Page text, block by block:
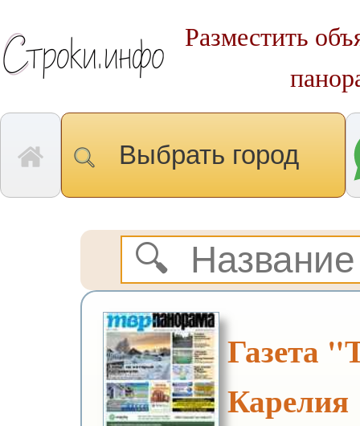
Разместить
Выбрать город
Газета
Карелия